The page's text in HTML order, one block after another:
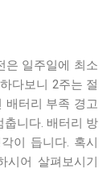
은 일주일에 최소
다보니 2주는 절
배터리 부족 경고
니다. 배터리 방
이 듭니다. 혹시
시어 살펴보시기